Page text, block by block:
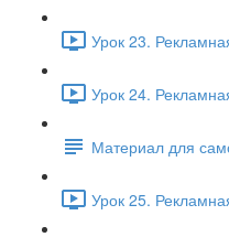
Урок 23.
Урок 24.
Материал для
Урок 25.